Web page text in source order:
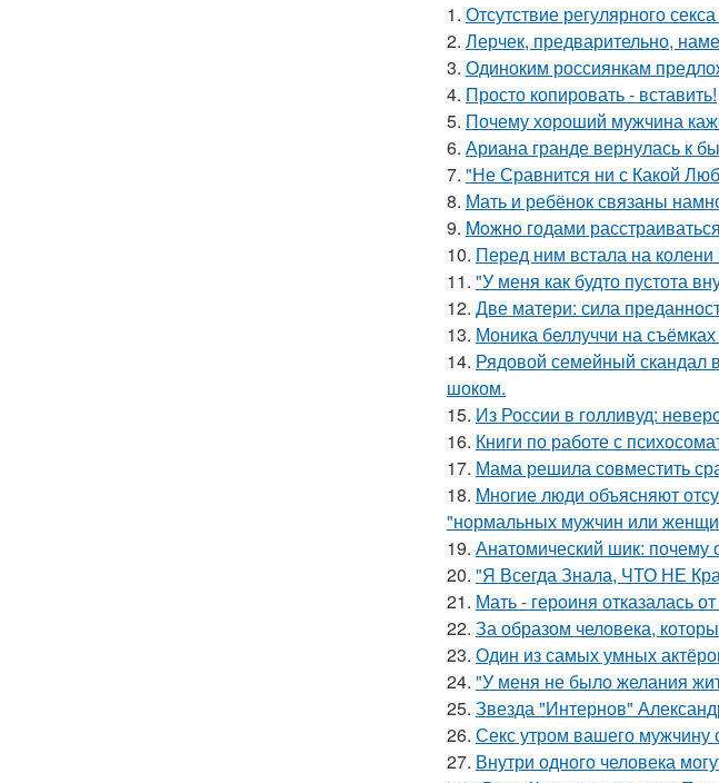
1. Отсутствие регулярного
2. Лерчек, предварительно,
3. Одиноким россиянкам
4. Просто копировать - вставить!
5. Почему хороший мужчина
6. Ариана гранде вернулась к
7. "Не Сравнится ни с Какой
8. Мать и ребёнок связаны
9. Moжнo годами
10. Перед ним встала на
11. "У меня как будто пустота
12. Две матери: сила
13. Моника беллуччи на
14. Рядовой семейный скандал
шоком.
15. Из России в голливуд:
16. Книги по работе с
17. Мама решила совместить
18. Mногие люди объясняют
"нормальных мужчин или
19. Анатомический шик: почему
20. "Я Всегда Знала, ЧТО НЕ
21. Мать - героиня отказалась
22. За образом человека,
23. Один из самых умных
24. "У меня не было желания
25. Звезда "Интернов"
26. Секс утром вашего мужчину
27. Внутри одного человека